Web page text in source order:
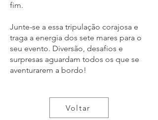
fim.
Junte-se a essa tripulação corajosa e
traga a energia dos sete mares para o
seu evento. Diversão, desafios e
surpresas aguardam todos os que se
aventurarem a bordo!
Voltar